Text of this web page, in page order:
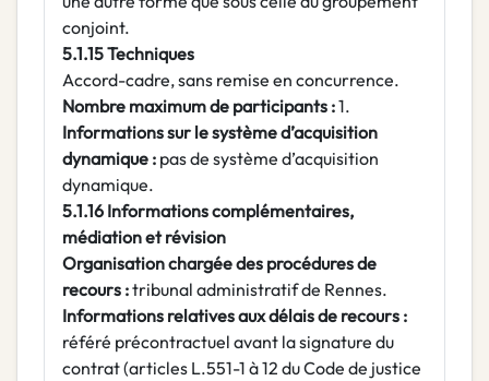
conjoint.
5.1.15 Techniques
Accord-cadre, sans remise en concurrence.
Nombre maximum de participants :1.
Informations sur le système d’acquisition
dynamique : pas de système d’acquisition
dynamique.
5.1.16 Informations complémentaires,
médiation et révision
Organisation chargée des procédures de
recours :tribunal administratif de Rennes.
Informations relatives aux délais de recours :
référé précontractuel avant la signature du
contrat (articles L.551-1 à 12 du Code de justice